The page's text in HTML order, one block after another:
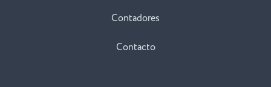
Contadores
Contacto